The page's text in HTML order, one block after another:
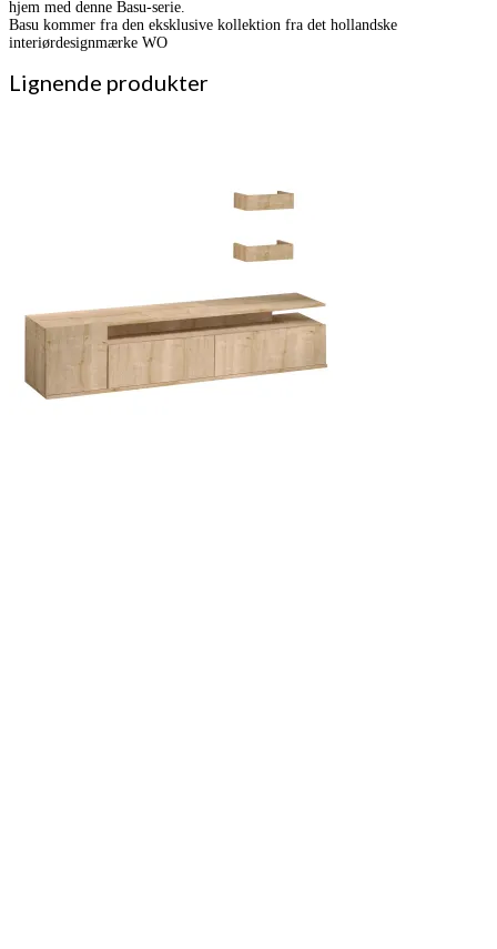
hjem med denne Basu-serie.
Basu kommer fra den eksklusive kollektion fra det hollandske
interiørdesignmærke WO
Lignende produkter